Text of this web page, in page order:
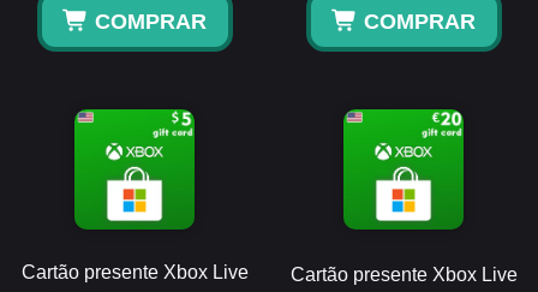
COMPRAR COMPRAR
Cartão presente Xbox Live
Cartão presente Xbox Live